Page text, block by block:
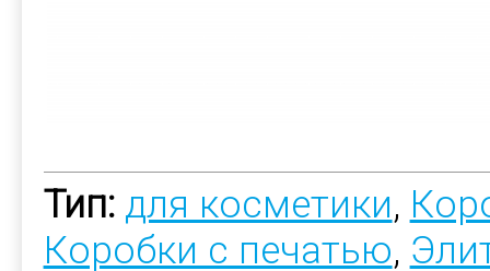
Тип: для косметики,
Коробки с печатью,